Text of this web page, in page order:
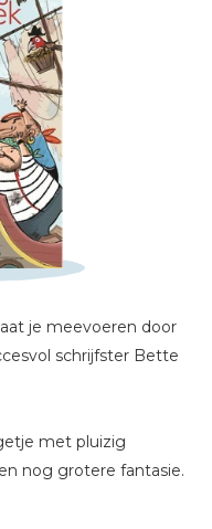
je meevoeren door
schrijfster Bette
met pluizig
nog grotere fantasie.